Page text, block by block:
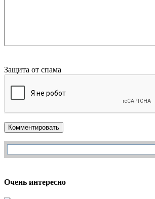
Защита от спама
Комментировать
Очень интересно